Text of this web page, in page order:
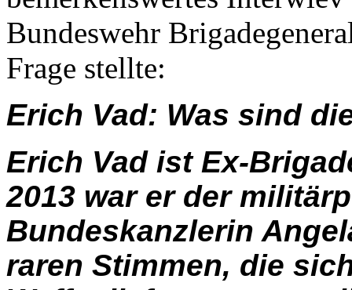
Bundeswehr
Frage stellte:
Erich Vad: Was sind
Erich Vad ist Ex-
2013 war er der
Bundeskanzlerin
raren Stimmen, die